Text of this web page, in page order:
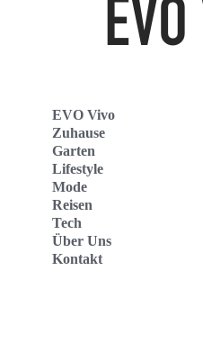
EVO Vivo
Zuhause
Garten
Lifestyle
Mode
Reisen
Tech
Über Uns
Kontakt